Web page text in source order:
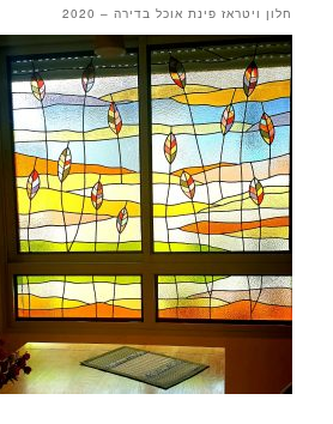
חלון ויטראז פינת אוכל בדירה – 2020